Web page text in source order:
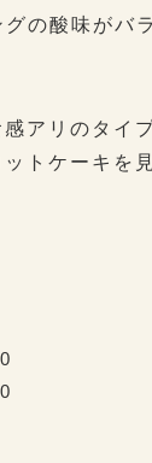
の酸味がバ
アリのタイ
トケーキを